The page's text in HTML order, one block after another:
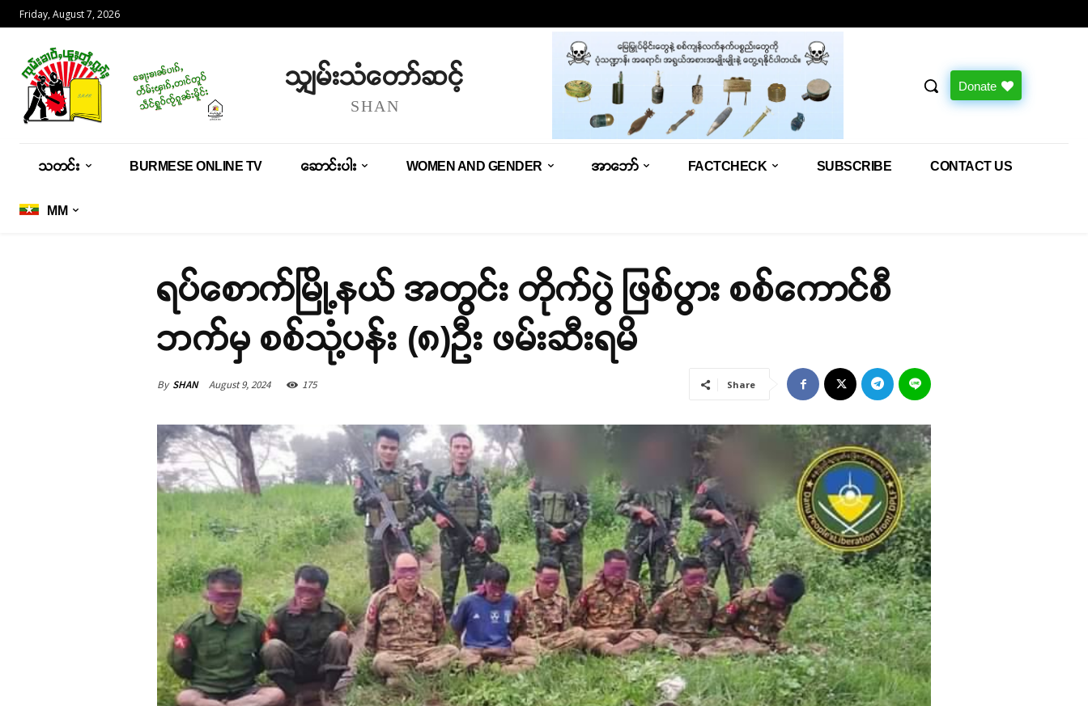
Friday, August 7, 2026
သျှမ်းသံတော်ဆင့်
SHAN
Donate
သတင်း BURMESE ONLINE TV ဆောင်းပါး WOMEN AND GENDER အာဘော် FACTCHECK SUBSCRIBE CONTACT US
MM
ရပ်စောက်မြို့နယ် အတွင်း တိုက်ပွဲ ဖြစ်ပွား စစ်ကောင်စီ
ဘက်မှ စစ်သုံ့ပန်း (၈)ဦး ဖမ်းဆီးရမိ
By SHAN August 9, 2024 175 Share